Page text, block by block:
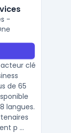
-
acteur clé
de 65
langues.
p ...